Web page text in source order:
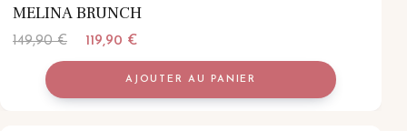
MELINA BRUNCH
149,90€
Le
prix
était :
119,90 €Le
prix
actuel
est :
AJOUTER AU PANIER